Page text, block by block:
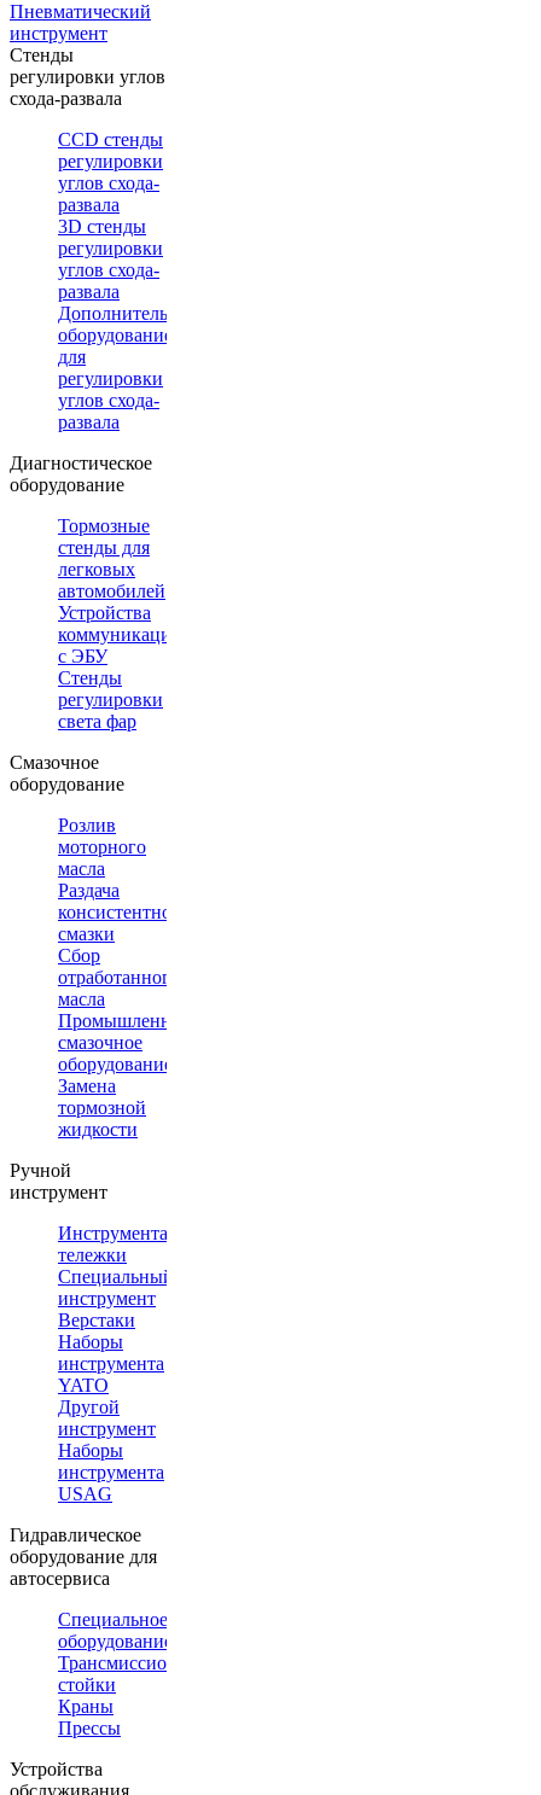
Пневматический
инструмент
Стенды
регулировки углов
схода-развала
CCD стенды
регулировки
углов схода-
развала
3D стенды
регулировки
углов схода-
развала
Дополнительное
оборудование
для
регулировки
углов схода-
развала
Диагностическое
оборудование
Тормозные
стенды для
легковых
автомобилей
Устройства
коммуникации
с ЭБУ
Стенды
регулировки
света фар
Смазочное
оборудование
Розлив
моторного
масла
Раздача
консистентной
смазки
Сбор
отработанного
масла
Промышленное
смазочное
оборудование
Замена
тормозной
жидкости
Ручной
инструмент
Инструментальные
тележки
Специальный
инструмент
Верстаки
Наборы
инструмента
YATO
Другой
инструмент
Наборы
инструмента
USAG
Гидравлическое
оборудование для
автосервиса
Специальное
оборудование
Трансмиссионные
стойки
Краны
Прессы
Устройства
обслуживания